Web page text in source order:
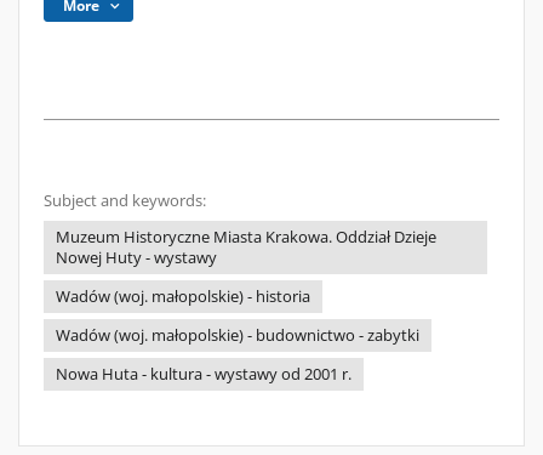
More
Subject and keywords:
Muzeum Historyczne Miasta Krakowa. Oddział Dzieje
Nowej Huty - wystawy
Wadów (woj. małopolskie) - historia
Wadów (woj. małopolskie) - budownictwo - zabytki
Nowa Huta - kultura - wystawy od 2001 r.